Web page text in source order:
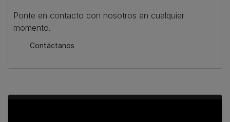
Ponte en contacto con nosotros en cualquier
momento.
Contáctanos